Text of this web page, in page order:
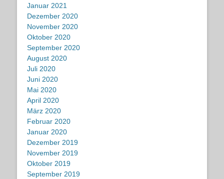
Januar 2021
Dezember 2020
November 2020
Oktober 2020
September 2020
August 2020
Juli 2020
Juni 2020
Mai 2020
April 2020
März 2020
Februar 2020
Januar 2020
Dezember 2019
November 2019
Oktober 2019
September 2019